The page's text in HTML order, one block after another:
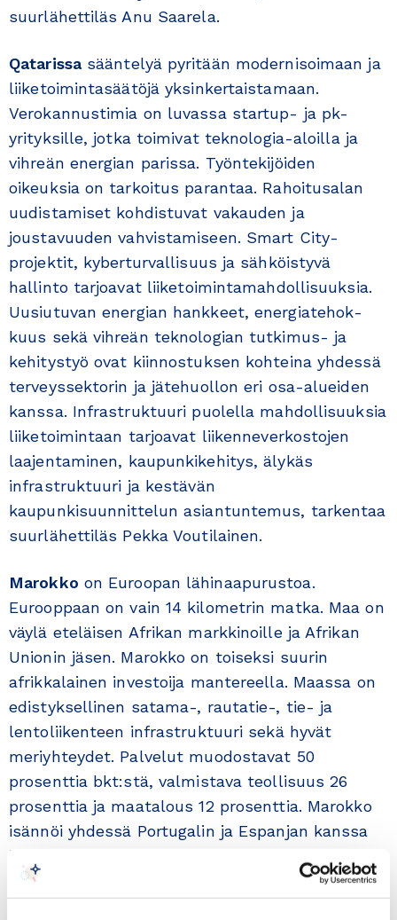
suurlähettiläs Anu Saarela.
Qatarissa sääntelyä pyritään modernisoimaan ja
liiketoimintasäätöjä yksinkertaistamaan.
Verokannustimia on luvassa startup- ja pk-
yrityksille, jotka toimi­vat tekno­lo­gia-aloilla ja
vihreän energian parissa. Työntekijöiden
oikeuksia on tarkoitus parantaa. Rahoitusalan
uudistamiset kohdistuvat vakauden ja
joustavuuden vahvistamiseen. Smart City-
projektit, kyberturvallisuus ja sähköistyvä
hallinto tarjoa­vat liiketoimintamahdollisuuksia.
Uusiutuvan energian hankkeet, energia­te­hok­
kuus sekä vihreän teknologian tutkimus- ja
kehitystyö ovat kiinnostuksen kohteina yhdessä
ter­veys­sektorin ja jätehuollon eri osa-alueiden
kanssa. Infrastruktuuri puolella mahdollisuuksia
liik­e­­toi­mintaan tarjoavat liikenneverkostojen
laajentaminen, kaupunkikehitys, älykäs
infrastruktuuri ja kes­tävän
kaupunkisuunnittelun asiantuntemus, tarkentaa
suurlähettiläs Pekka Voutilainen.
Marokko on Euroopan lähinaapurustoa.
Eurooppaan on vain 14 kilometrin matka. Maa on
väylä eteläisen Afrikan markkinoille ja Afrikan
Unionin jäsen. Marokko on toiseksi suurin
afrikkalainen investoija mantereella. Maassa on
edistyksellinen satama-, rautatie-, tie- ja
lentoliikenteen infrastruktuuri sekä hyvät
meriyhteydet. Palvelut muodostavat 50
prosenttia bkt:stä, valmistava teollisuus 26
prosenttia ja maatalous 12 prosenttia. Marokko
isännöi yhdessä Portugalin ja Espanjan kanssa
jalkapallon maailmanmestaruuskisat vuonna
2030. Kisoja varten rakennetaan erilaista
infrastruktuuria ja palveluja. Tämä luo